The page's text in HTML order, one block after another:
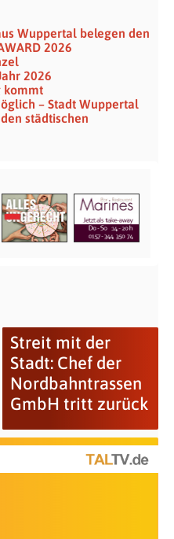
Wuppertal belegen den
2026
2026
kommt
– Stadt Wuppertal
städtischen
Streit mit der
Stadt: Chef der
Nordbahntrassen
GmbH tritt zurück